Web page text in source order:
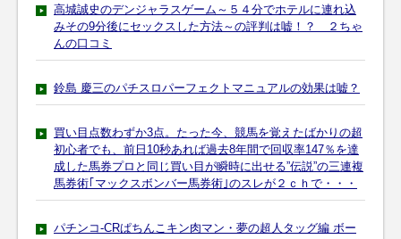
高城誠史のデンジャラスゲーム～５４分でホテルに連れ込
みその9分後にセックスした方法～の評判は嘘！？ ２ちゃ
んの口コミ
鈴島 慶三のパチスロパーフェクトマニュアルの効果は嘘？
買い目点数わずか3点。たった今、競馬を覚えたばかりの超
初心者でも、前日10秒あれば過去8年間で回収率147％を達
成した馬券プロと同じ買い目が瞬時に出せる”伝説”の三連複
馬券術｢マックスボンバー馬券術｣のスレが２ｃｈで・・・
パチンコ-CRぱちんこキン肉マン・夢の超人タッグ編 ボー